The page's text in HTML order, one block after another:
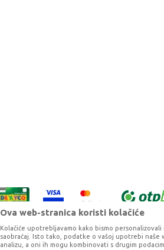
Ova web-stranica koristi kolačiće
Kolačiće upotrebljavamo kako bismo
saobraćaj. Isto tako, podatke o vašoj upotrebi
analizu, a oni ih mogu kombinovati s drugim